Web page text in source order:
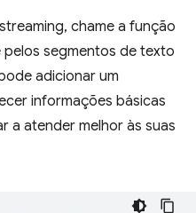
chame a função
pelos segmentos de texto
adicionar um
informações básicas
a atender melhor às suas